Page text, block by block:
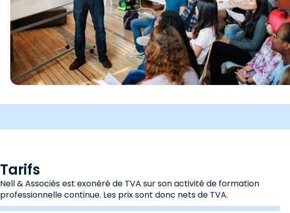
Tarifs
Nell & Associés est exonéré de TVA sur son activité de formation
professionnelle continue. Les prix sont donc nets de TVA.